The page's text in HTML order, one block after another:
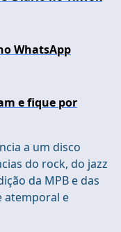
WhatsApp
e fique por
a um disco
do rock, do jazz
da MPB e das
atemporal e